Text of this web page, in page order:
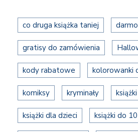
co druga książka taniej
gratisy do zamówienia
kody rabatowe kolorowanki
komiksy kryminały
książki dla dzieci książki do 10